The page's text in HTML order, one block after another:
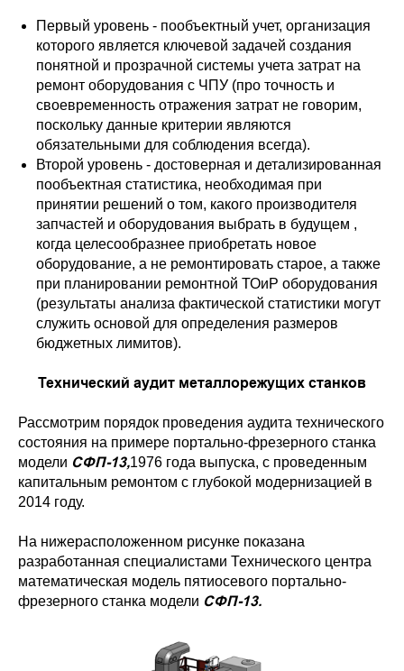
Первый уровень - пообъектный учет, организация
которого является ключевой задачей создания
понятной и прозрачной системы учета затрат на
ремонт оборудования с ЧПУ (про точность и
своевременность отражения затрат не говорим,
поскольку данные критерии являются
обязательными для соблюдения всегда).
Второй уровень - достоверная и детализированная
пообъектная статистика, необходимая при
принятии решений о том, какого производителя
запчастей и оборудования выбрать в будущем ,
когда целесообразнее приобретать новое
оборудование, а не ремонтировать старое, а также
при планировании ремонтной ТОиР оборудования
(результаты анализа фактической статистики могут
служить основой для определения размеров
бюджетных лимитов).
Технический аудит металлорежущих станков
Рассмотрим порядок проведения аудита технического
состояния на примере портально-фрезерного станка
модели СФП-13,1976 года выпуска, с проведенным
капитальным ремонтом с глубокой модернизацией в
2014 году.
На нижерасположенном рисунке показана
разработанная специалистами Технического центра
математическая модель пятиосевого портально-
фрезерного станка модели СФП-13.